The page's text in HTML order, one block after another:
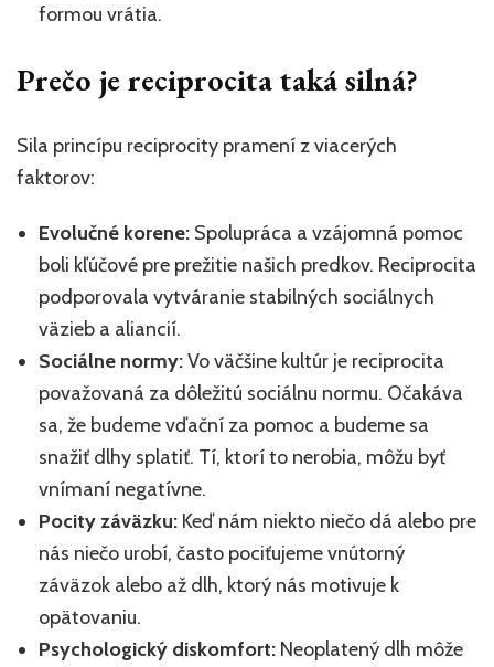
formou vrátia.
Prečo je reciprocita taká silná?
Sila princípu reciprocity pramení z viacerých
faktorov:
Evolučné korene: Spolupráca a vzájomná pomoc
boli kľúčové pre prežitie našich predkov. Reciprocita
podporovala vytváranie stabilných sociálnych
väzieb a aliancií.
Sociálne normy:Vo väčšine kultúr je reciprocita
považovaná za dôležitú sociálnu normu. Očakáva
sa, že budeme vďační za pomoc a budeme sa
snažiť dlhy splatiť. Tí, ktorí to nerobia, môžu byť
vnímaní negatívne.
Pocity záväzku: Keď nám niekto niečo dá alebo pre
nás niečo urobí, často pociťujeme vnútorný
záväzok alebo až dlh, ktorý nás motivuje k
opätovaniu.
Psychologický diskomfort: Neoplatený dlh môže